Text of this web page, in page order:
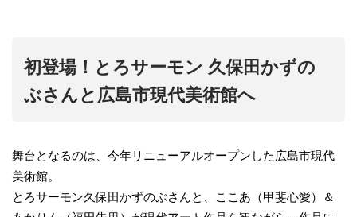
初登場！とろサーモン 久保田かずの
ぶさんと広島市現代美術館へ
舞台となるのは、今年リニューアルオープンした広島市現代
美術館。
とろサーモン久保田かずのぶさんと、ここあ（甲斐心愛）＆